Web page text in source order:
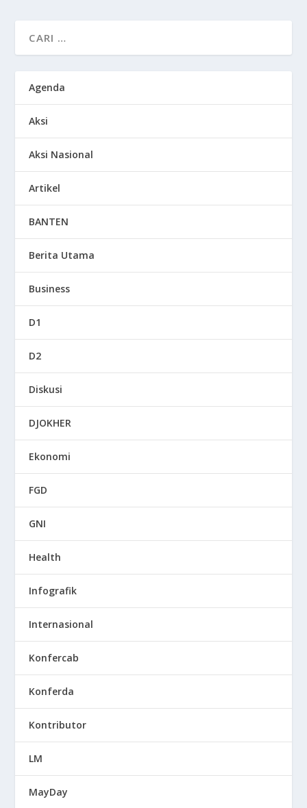
Agenda
Aksi
Aksi Nasional
Artikel
BANTEN
Berita Utama
Business
D1
D2
Diskusi
DJOKHER
Ekonomi
FGD
GNI
Health
Infografik
Internasional
Konfercab
Konferda
Kontributor
LM
MayDay